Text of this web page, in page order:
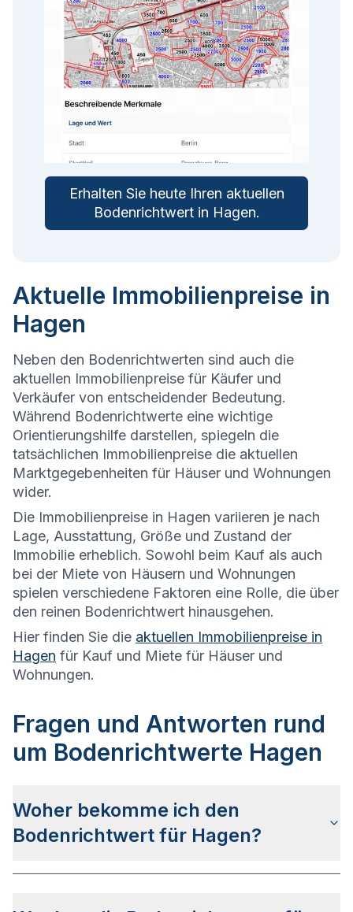
Erhalten Sie heute Ihren aktuellen
Bodenrichtwert in Hagen.
Aktuelle Immobilienpreise in
Hagen
Neben den Bodenrichtwerten sind auch die
aktuellen Immobilienpreise für Käufer und
Verkäufer von entscheidender Bedeutung.
Während Bodenrichtwerte eine wichtige
Orientierungshilfe darstellen, spiegeln die
tatsächlichen Immobilienpreise die aktuellen
Marktgegebenheiten für Häuser und Wohnungen
wider.
Die Immobilienpreise in Hagen variieren je nach
Lage, Ausstattung, Größe und Zustand der
Immobilie erheblich. Sowohl beim Kauf als auch
bei der Miete von Häusern und Wohnungen
spielen verschiedene Faktoren eine Rolle, die über
den reinen Bodenrichtwert hinausgehen.
Hier finden Sie die aktuellen Immobilienpreise in
Hagen für Kauf und Miete für Häuser und
Wohnungen.
Fragen und Antworten rund
um Bodenrichtwerte Hagen
Woher bekomme ich den
Bodenrichtwert für Hagen?